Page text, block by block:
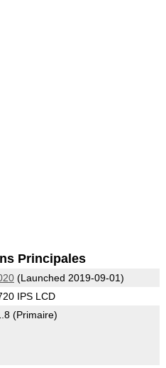
Principales
(Launched 2019-09-01)
IPS LCD
(Primaire)